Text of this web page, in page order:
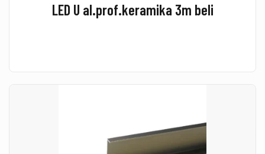
LED U al.prof.keramika 3m beli